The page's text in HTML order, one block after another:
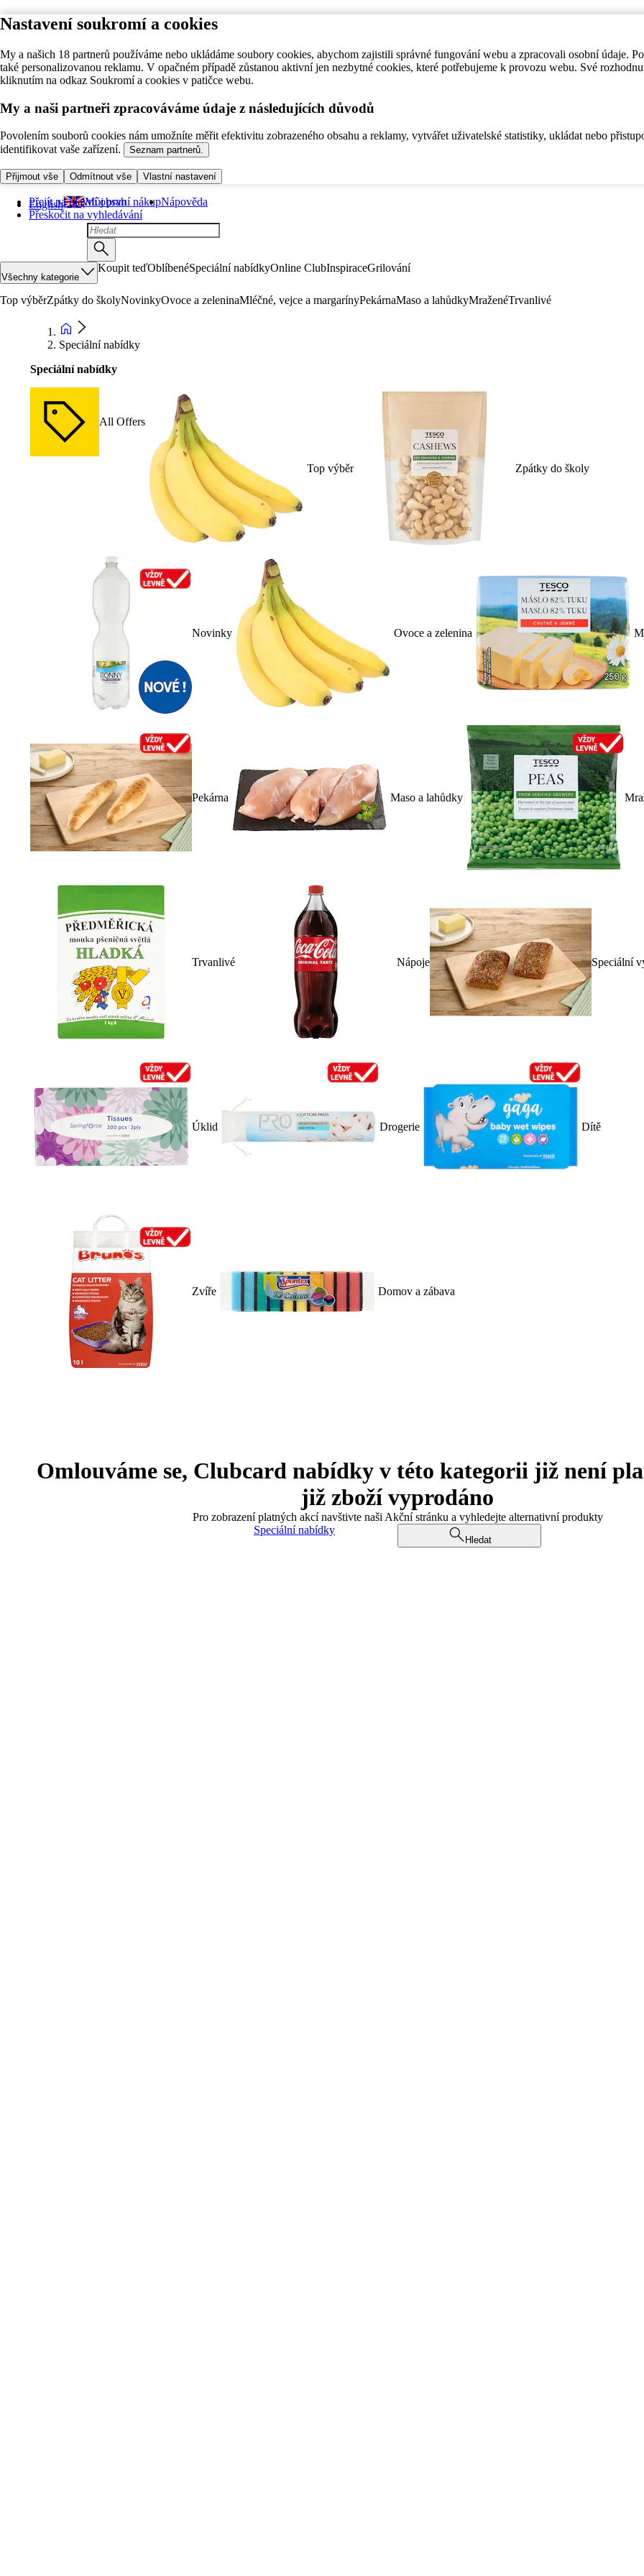
Nastavení soukromí a cookies
My a našich 18 partnerů používáme nebo ukládáme soubory cookies, abychom zajistili správné fungování webu a zpracovali osobní údaje.
také personalizovanou reklamu. V opačném případě zůstanou aktivní jen nezbytné cookies, které potřebujeme k provozu webu. Své
kliknutím na odkaz Soukromí a cookies v patičce webu.
My a naši partneři zpracováváme údaje z následujících důvodů
Povolením souborů cookies nám umožníte měřit efektivitu zobrazeného obsahu a reklamy, vytvářet uživatelské statistiky, ukládat nebo
identifikovat vaše zařízení.
Seznam partnerů.
Přijmout vše Odmítnout vše Vlastní nastavení
Přejít na hlavní obsah
Přeskočit na vyhledávání
English Můj první nákupNápověda
Všechny kategorie
Koupit teďOblíbenéSpeciální nabídkyOnline ClubInspiraceGrilování
Top výběrZpátky do školyNovinkyOvoce a zeleninaMléčné, vejce a margarínyPekárnaMaso a lahůdkyMraženéTrvanlivé
Speciální nabídky
Speciální nabídky
All Offers
Top výběr Zpátky do školy
Novinky Ovoce a zelenina
Pekárna Maso a lahůdky
Trvanlivé Nápoje Speciální
Úklid Drogerie Dítě
Zvíře Domov a zábava
Omlouváme se, Clubcard nabídky v této kategorii již není
již zboží vyprodáno
Pro zobrazení platných akcí navštivte naši Akční stránku a vyhledejte alternativní produkty
Speciální nabídky
Hledat